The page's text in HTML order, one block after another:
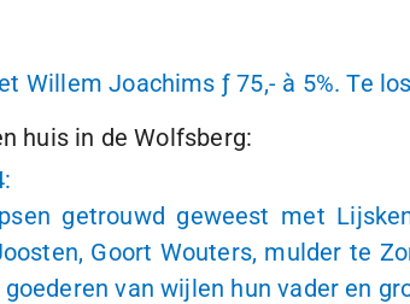
Willem Joachims ƒ 75,- à 5%. Te
huis in de Wolfsberg:
getrouwd geweest met
Goort Wouters, mulder te
van wijlen hun vader en